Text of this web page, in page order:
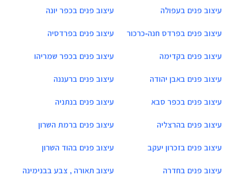
עיצוב פנים בעפולה עיצוב פנים בכפר יונה
עיצוב פנים בפרדס חנה-כרכור עיצוב פנים בפרדסיה
עיצוב פנים בקדימה עיצוב פנים בכפר שמריהו
עיצוב פנים באבן יהודה עיצוב פנים ברעננה
עיצוב פנים בכפר סבא עיצוב פנים בנתניה
עיצוב פנים בהרצליה עיצוב פנים ברמת השרון
עיצוב פנים בזכרון יעקב עיצוב פנים בהוד השרון
עיצוב פנים בחדרה עיצוב תאורה , צבע בבנימינה